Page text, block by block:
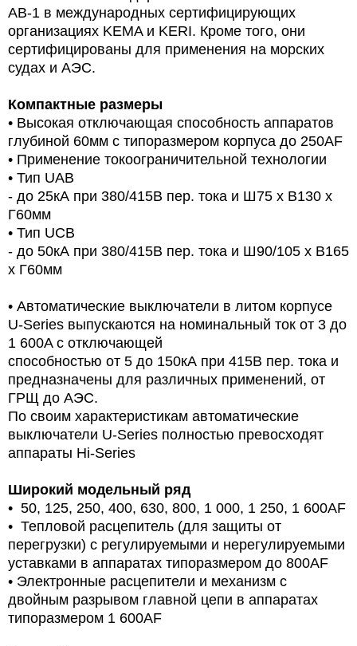
AB-1 в международных сертифицирующих
организациях KEMA и KERI. Кроме того, они
сертифицированы для применения на морских
судах и АЭС.
Компактные размеры
• Высокая отключающая способность аппаратов
глубиной 60мм с типоразмером корпуса до 250AF
• Применение токоограничительной технологии
• Тип UAB
- до 25кА при 380/415В пер. тока и Ш75 х В130 х
Г60мм
• Тип UCB
- до 50кА при 380/415В пер. тока и Ш90/105 х В165
х Г60мм
• Автоматические выключатели в литом корпусе
U-Series выпускаются на номинальный ток от 3 до
1 600A с отключающей
способностью от 5 до 150кА при 415В пер. тока и
предназначены для различных применений, от
ГРЩ до АЭС.
По своим характеристикам автоматические
выключатели U-Series полностью превосходят
аппараты Hi-Series
Широкий модельный ряд
• 50, 125, 250, 400, 630, 800, 1 000, 1 250, 1 600AF
• Тепловой расцепитель (для защиты от
перегрузки) с регулируемыми и нерегулируемыми
уставками в аппаратах типоразмером до 800AF
• Электронные расцепители и механизм с
двойным разрывом главной цепи в аппаратах
типоразмером 1 600AF